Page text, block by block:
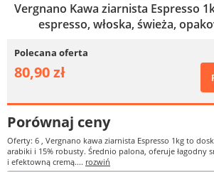
Vergnano Kawa ziarnista Espresso
espresso, włoska, świeża,
Polecana oferta
80,90 zł
Porównaj ceny
Oferty: 6 , Vergnano kawa ziarnista Espresso 1kg to
arabiki i 15% robusty. Średnio palona, oferuje łagodny
i efektowną cremą.... rozwiń